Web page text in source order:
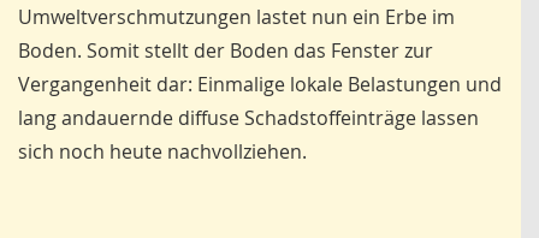
Umweltverschmutzungen lastet nun ein Erbe im
Boden. Somit stellt der Boden das Fenster zur
Vergangenheit dar: Einmalige lokale Belastungen und
lang andauernde diffuse Schadstoffeinträge lassen
sich noch heute nachvollziehen.